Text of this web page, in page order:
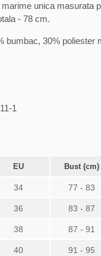
unica masurata
- 78 cm.
bumbac, 30% poliester
1
EU Bust (cm)
34 77 - 83
36 83 - 87
38 87 - 91
40 91 - 95